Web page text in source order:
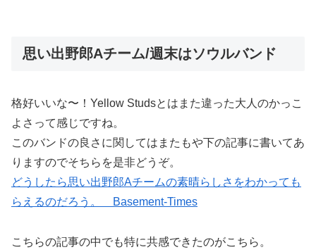
思い出野郎Aチーム/週末はソウルバンド
格好いいな〜！Yellow Studsとはまた違った大人のかっこ
よさって感じですね。
このバンドの良さに関してはまたもや下の記事に書いてあ
りますのでそちらを是非どうぞ。
どうしたら思い出野郎Aチームの素晴らしさをわかっても
らえるのだろう。 Basement-Times
こちらの記事の中でも特に共感できたのがこちら。